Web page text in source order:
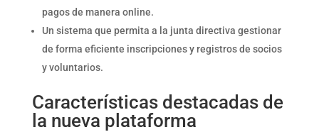
pagos de manera online.
Un sistema que permita a la junta directiva gestionar
de forma eficiente inscripciones y registros de socios
y voluntarios.
Características destacadas de
la nueva plataforma